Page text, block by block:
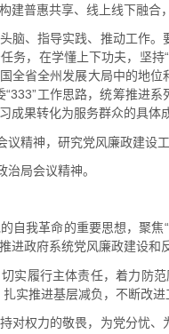
建普惠共享、线上线下融合
脑、指导实践、推动工作
务，在学懂上下功夫，坚
全省全州发展大局中的地
“333”工作思路，统筹推进
成果转化为服务群众的具体
议精神，研究党风廉政建设
局会议精神。
自我革命的重要思想，聚
进政府系统党风廉政建设和
实履行主体责任，着力防
实推进基层减负，不断改进
对权力的敬畏，为党分忧